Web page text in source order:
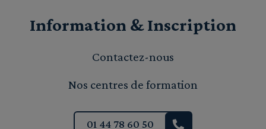
Information & Inscription
Contactez-nous
Nos centres de formation
01 44 78 60 50